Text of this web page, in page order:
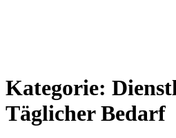
Kategorie:
Täglicher Bedarf